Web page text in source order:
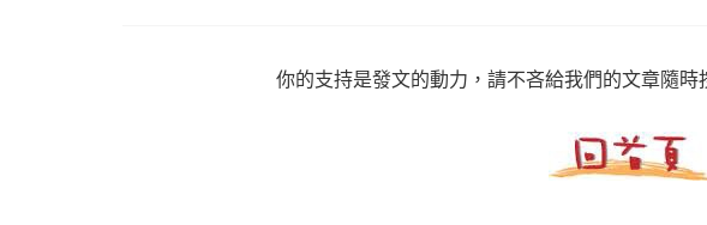
你的支持是發文的動力，請不吝給我們的文章隨時